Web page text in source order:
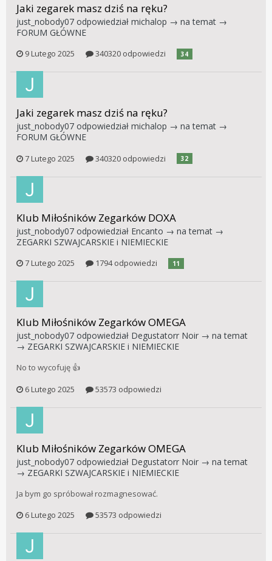
Jaki zegarek masz dziś na ręku?
just_nobody07 odpowiedział michalop → na temat →
FORUM GŁÓWNE
9 Lutego 2025 340320 odpowiedzi 34
Jaki zegarek masz dziś na ręku?
just_nobody07 odpowiedział michalop → na temat →
FORUM GŁÓWNE
7 Lutego 2025 340320 odpowiedzi 32
Klub Miłośników Zegarków DOXA
just_nobody07 odpowiedział Encanto → na temat →
ZEGARKI SZWAJCARSKIE i NIEMIECKIE
7 Lutego 2025 1794 odpowiedzi 11
Klub Miłośników Zegarków OMEGA
just_nobody07 odpowiedział Degustatorr Noir → na temat
→ ZEGARKI SZWAJCARSKIE i NIEMIECKIE
No to wycofuję 👍
6 Lutego 2025
53573 odpowiedzi
Klub Miłośników Zegarków OMEGA
just_nobody07 odpowiedział Degustatorr Noir → na temat
→ ZEGARKI SZWAJCARSKIE i NIEMIECKIE
Ja bym go spróbował rozmagnesować.
6 Lutego 2025
53573 odpowiedzi